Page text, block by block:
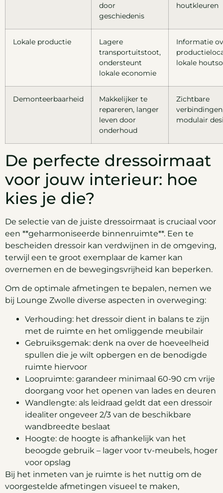
door
geschiedenis
houtkleuren
Lokale productie
Lagere
transportuitstoot,
ondersteunt
lokale economie
Informatie
lokale
Demonteerbaarheid
Makkelijker te
repareren, langer
leven door
onderhoud
Zichtbare
modulair
De perfecte dressoirmaat
voor jouw interieur: hoe
kies je die?
De selectie van de juiste dressoirmaat is cruciaal voor
een **geharmoniseerde binnenruimte**. Een te
bescheiden dressoir kan verdwijnen in de omgeving,
terwijl een te groot exemplaar de kamer kan
overnemen en de bewegingsvrijheid kan beperken.
Om de optimale afmetingen te bepalen, nemen we
bij Lounge Zwolle diverse aspecten in overweging:
Verhouding: het dressoir dient in balans te zijn
met de ruimte en het omliggende meubilair
Gebruiksgemak: denk na over de hoeveelheid
spullen die je wilt opbergen en de benodigde
ruimte hiervoor
Loopruimte: garandeer minimaal 60-90 cm vrije
doorgang voor het openen van lades en deuren
Wandlengte: als leidraad geldt dat een dressoir
idealiter ongeveer 2/3 van de beschikbare
wandbreedte beslaat
Hoogte: de hoogte is afhankelijk van het
beoogde gebruik – lager voor tv-meubels, hoger
voor opslag
Bij het inmeten van je ruimte is het nuttig om de
voorgestelde afmetingen visueel te maken,